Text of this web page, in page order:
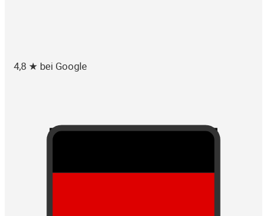
4,8 ★ bei Google